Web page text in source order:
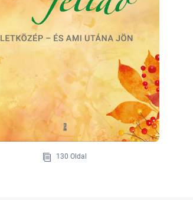
130 Oldal